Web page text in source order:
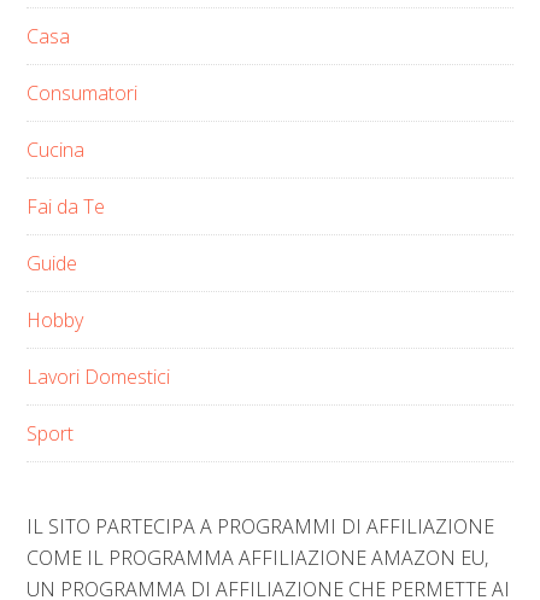
Casa
Consumatori
Cucina
Fai da Te
Guide
Hobby
Lavori Domestici
Sport
IL SITO PARTECIPA A PROGRAMMI DI AFFILIAZIONE
COME IL PROGRAMMA AFFILIAZIONE AMAZON EU,
UN PROGRAMMA DI AFFILIAZIONE CHE PERMETTE AI